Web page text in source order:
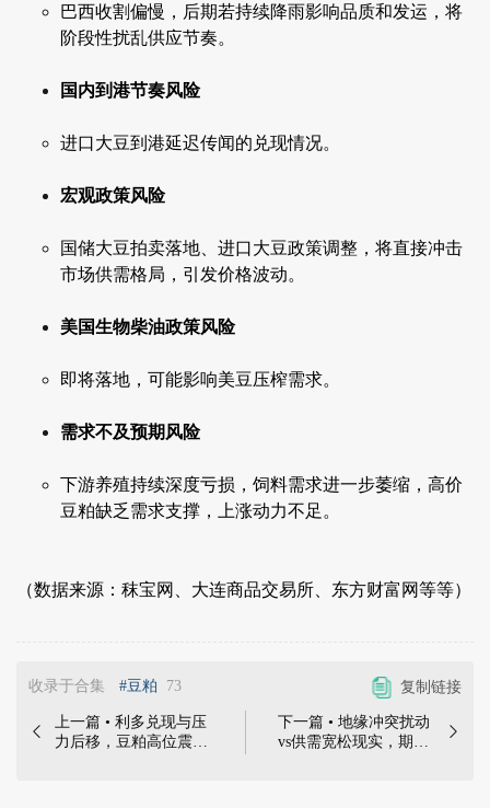
巴西收割偏慢，后期若持续降雨影响品质和发运，将
阶段性扰乱供应节奏。
国内到港节奏风险
进口大豆到港延迟传闻的兑现情况。
宏观政策风险
国储大豆拍卖落地、进口大豆政策调整，将直接冲击
市场供需格局，引发价格波动。
美国生物柴油政策风险
即将落地，可能影响美豆压榨需求。
需求不及预期风险
下游养殖持续深度亏损，饲料需求进一步萎缩，高价
豆粕缺乏需求支撑，上涨动力不足。
（数据来源：秣宝网、大连商品交易所、东方财富网等等）
收录于合集 #豆粕 73 复制链接

上一篇 • 利多兑现与压
力后移，豆粕高位震荡
下一篇 • 地缘冲突扰动
vs供需宽松现实，期强
